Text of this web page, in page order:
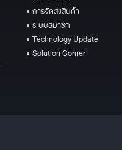
• การจัดส่งสินค้า
• ระบบสมาชิก
• Technology Update
• Solution Corner